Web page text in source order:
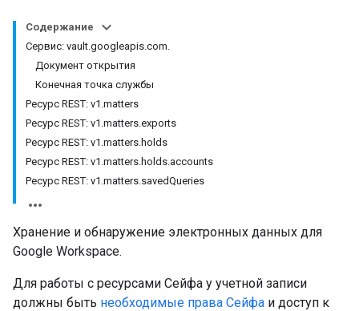
Содержание
Сервис: vault.googleapis.com.
Документ открытия
Конечная точка службы
Ресурс REST: v1.matters
Ресурс REST: v1.matters.exports
Ресурс REST: v1.matters.holds
Ресурс REST: v1.matters.holds.accounts
Ресурс REST: v1.matters.savedQueries
Хранение и обнаружение электронных данных для
Google Workspace.
Для работы с ресурсами Сейфа у учетной записи
должны быть необходимые права Сейфа и доступ к